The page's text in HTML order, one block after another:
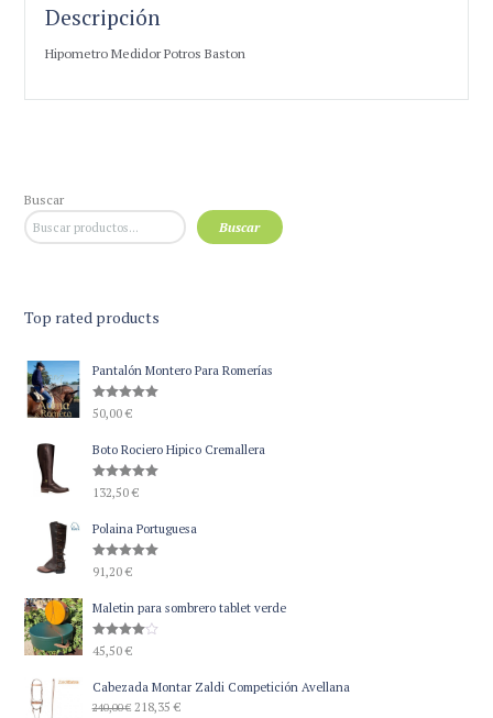
Descripción
Hipometro Medidor Potros Baston
Buscar
Buscar
Top rated products
Pantalón Montero Para Romerías
Valorado
con5.00
50,00€
Boto Rociero Hipico Cremallera
Valorado
con5.00
132,50€
Polaina Portuguesa
Valorado
con5.00
91,20€
Maletin para sombrero tablet verde
Valorado
con4.00
45,50€
Cabezada Montar Zaldi Competición Avellana
240,00€ El218,35€El